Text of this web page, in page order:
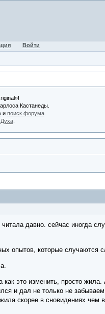
Войти
Кастанеды.
ипоиск форума
Духа.
давно. сейчас иногда
опытов, которые
это изменить, просто
и дал не только не
скорее в сновидениях